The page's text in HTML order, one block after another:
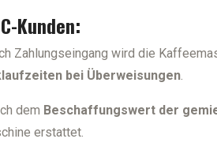
Kunden:
Zahlungseingang wird die
bei Überweisungen.
dem Beschaffungswert der
erstattet.